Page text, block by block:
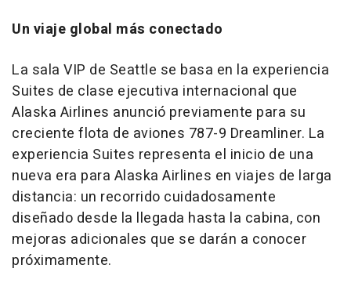
Un viaje global más conectado
La sala VIP de Seattle se basa en la experiencia
Suites de clase ejecutiva internacional que
Alaska Airlines anunció previamente para su
creciente flota de aviones 787-9 Dreamliner. La
experiencia Suites representa el inicio de una
nueva era para Alaska Airlines en viajes de larga
distancia: un recorrido cuidadosamente
diseñado desde la llegada hasta la cabina, con
mejoras adicionales que se darán a conocer
próximamente.